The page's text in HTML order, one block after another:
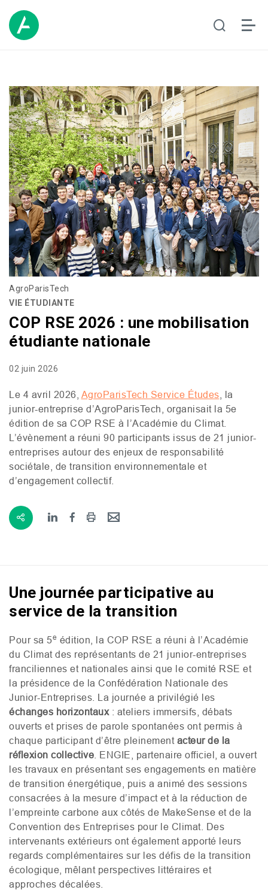
AgroParisTech
VIE ÉTUDIANTE
COP RSE 2026 : une mobilisation
étudiante nationale
02 juin 2026
Le 4 avril 2026, AgroParisTech Service Études , la
junior-entreprise d’AgroParisTech, organisait la 5e
édition de sa COP RSE à l’Académie du Climat.
L’évènement a réuni 90 participants issus de 21 junior-
entreprises autour des enjeux de responsabilité
sociétale, de transition environnementale et
d’engagement collectif.
Une journée participative au
service de la transition
Pour sa 5e édition, la COP RSE a réuni à l’Académie
du Climat des représentants de 21 junior-entreprises
franciliennes et nationales ainsi que le comité RSE et
la présidence de la Confédération Nationale des
Junior-Entreprises. La journée a privilégié les
échanges horizontaux: ateliers immersifs, débats
ouverts et prises de parole spontanées ont permis à
chaque participant d’être pleinement acteur de la
réflexion collective ENGIE , partenaire officiel, a ouvert
les travaux en présentant ses engagements en matière
de transition énergétique, puis a animé des sessions
consacrées à la mesure d’impact et à la réduction de
l’empreinte carbone aux côtés de MakeSense et de la
Convention des Entreprises pour le Climat. Des
intervenants extérieurs ont également apporté leurs
regards complémentaires sur les défis de la transition
écologique, mêlant perspectives littéraires et
approches décalées.